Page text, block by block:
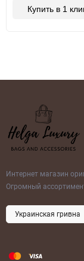
Купить в 1
Интернет магазин
Огромный